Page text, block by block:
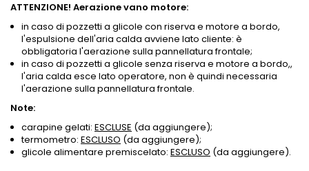
ATTENZIONE! Aerazione vano motore:
in caso di pozzetti a glicole con riserva e motore a bordo,
l'espulsione dell'aria calda avviene lato cliente: è
obbligatoria l'aerazione sulla pannellatura frontale;
in caso di pozzetti a glicole senza riserva e motore a bordo,,
l'aria calda esce lato operatore, non è quindi necessaria
l'aerazione sulla pannellatura frontale.
Note:
carapine gelati: ESCLUSE (da aggiungere);
termometro: ESCLUSO (da aggiungere);
glicole alimentare premiscelato: ESCLUSO (da aggiungere).